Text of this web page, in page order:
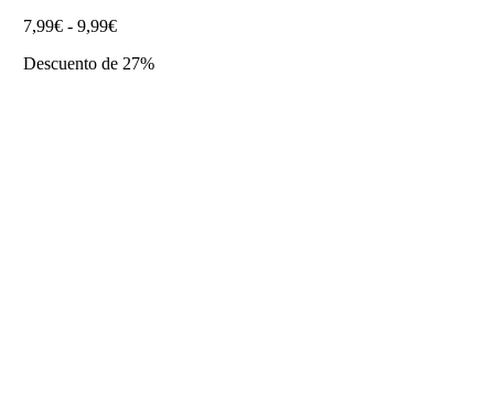
7,99€ - 9,99€Rango
precios:
Descuento de 27%